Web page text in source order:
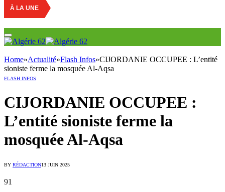
À LA UNE
Home»Actualité»Flash Infos»CIJORDANIE OCCUPEE : L’entité
sioniste ferme la mosquée Al-Aqsa
FLASH INFOS
CIJORDANIE OCCUPEE :
L’entité sioniste ferme la
mosquée Al-Aqsa
BY RÉDACTION13 JUIN 2025
91